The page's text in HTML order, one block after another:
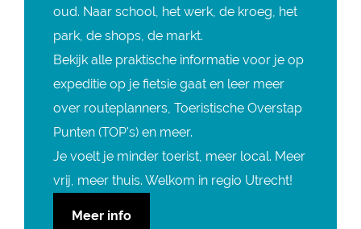
oud. Naar school, het werk, de kroeg, het
park, de shops, de markt.
Bekijk alle praktische informatie voor je op
expeditie op je fietsie gaat en leer meer
over routeplanners, Toeristische Overstap
Punten (TOP's) en meer.
Je voelt je minder toerist, meer local. Meer
vrij, meer thuis. Welkom in regio Utrecht!
Meer info